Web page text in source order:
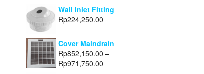
Wall Inlet Fitting
Rp224,250.00
Cover Maindrain
Rp852,150.00 –
Rp971,750.00